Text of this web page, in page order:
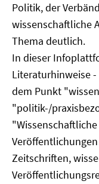
Politik, der
wissenschaftliche
Thema deutlich.
In dieser
Literaturhinweise
dem Punkt
"politik-/
Zeitschriften,